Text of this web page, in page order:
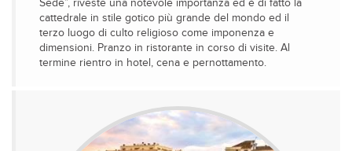
Sede”, riveste una notevole importanza ed è di fatto la
cattedrale in stile gotico più grande del mondo ed il
terzo luogo di culto religioso come imponenza e
dimensioni. Pranzo in ristorante in corso di visite. Al
termine rientro in hotel, cena e pernottamento.